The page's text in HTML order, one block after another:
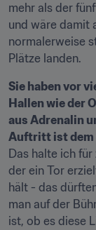
mehr als der
und wäre damit
normalerweise
Plätze landen.
Sie haben vor
Hallen wie der
aus Adrenalin
Auftritt ist dem
Das halte ich
der ein Tor
hält - das
man auf der
ist, ob es diese